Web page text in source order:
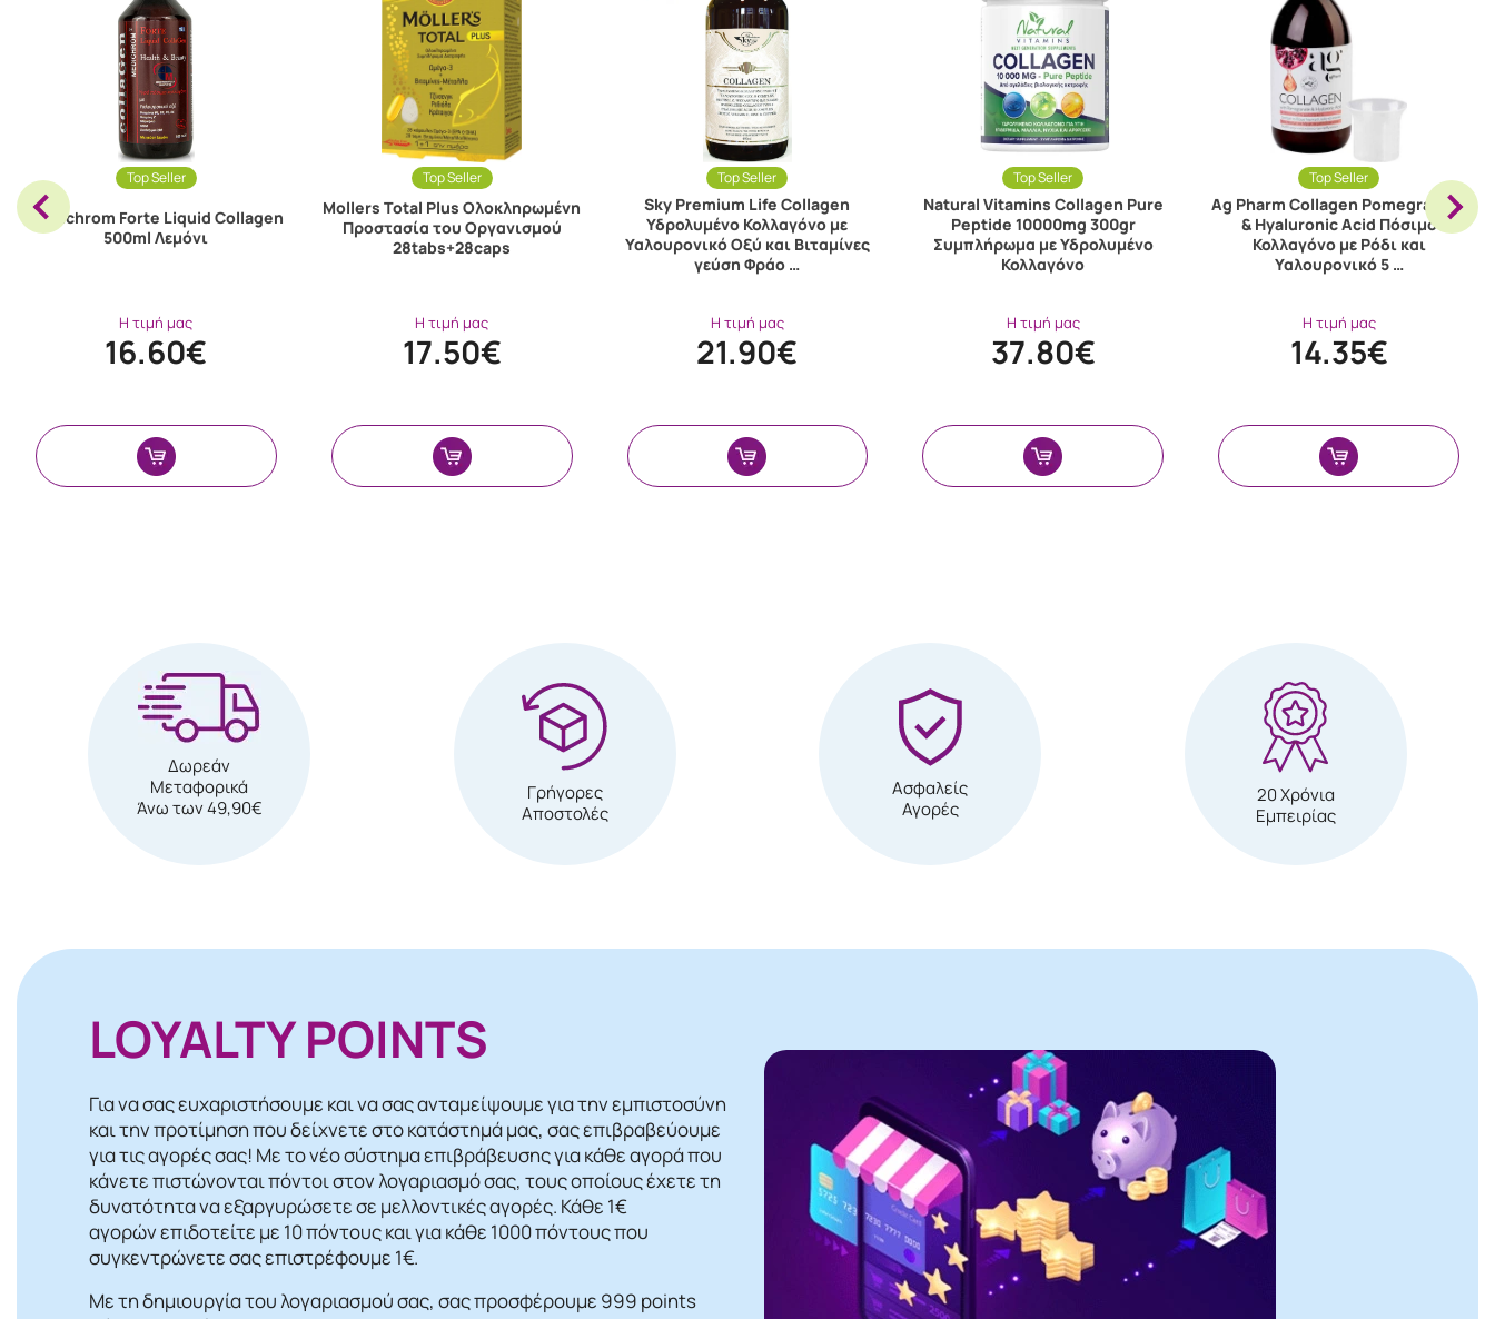
Top Seller
Medichrom Forte Liquid Collagen
500ml Λεμόνι
Η τιμή μας
16.60€
Top Seller
Mollers Total Plus Oλοκληρωμένη
Προστασία του Οργανισμού
28tabs+28caps
Η τιμή μας
17.50€
Top Seller
Sky Premium Life Collagen
Υδρολυμένο Κολλαγόνο με
Υαλουρονικό Οξύ και Βιταμίνες
γεύση Φράο …
Η τιμή μας
21.90€
Top Seller
Natural Vitamins Collagen Pure
Peptide 10000mg 300gr
Συμπλήρωμα με Υδρολυμένο
Κολλαγόνο
Η τιμή μας
37.80€
Top Seller
Ag Pharm Collagen Pomegranate
& Hyaluronic Acid Πόσιμο
Κολλαγόνο με Ρόδι και
Υαλουρονικό 5 …
Η τιμή μας
14.35€
Δωρεάν
Μεταφορικά
Άνω των 49,90€
Γρήγορες
Αποστολές
Ασφαλείς
Αγορές
20 Χρόνια
Εμπειρίας
LOYALTY POINTS
Για να σας ευχαριστήσουμε και να σας ανταμείψουμε για την εμπιστοσύνη
και την προτίμηση που δείχνετε στο κατάστημά μας, σας επιβραβεύουμε
για τις αγορές σας! Mε το νέο σύστημα επιβράβευσης για κάθε αγορά που
κάνετε πιστώνονται πόντοι στον λογαριασμό σας, τους οποίους έχετε τη
δυνατότητα να εξαργυρώσετε σε μελλοντικές αγορές. Κάθε 1€
αγορών επιδοτείτε με 10 πόντους και για κάθε 1000 πόντους που
συγκεντρώνετε σας επιστρέφουμε 1€.
Με τη δημιουργία του λογαριασμού σας, σας προσφέρουμε 999 points